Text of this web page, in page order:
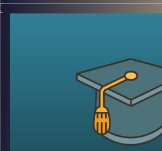
התכנית, ורחל בן שושה,
מספרים על תהליכי
הבעיות בתחומים
עם המנטורים ועד למוצר
המשקיעים